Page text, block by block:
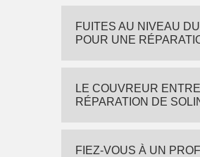
FUITES AU NIVEAU
POUR UNE
LE COUVREUR
RÉPARATION DE
FIEZ-VOUS À UN